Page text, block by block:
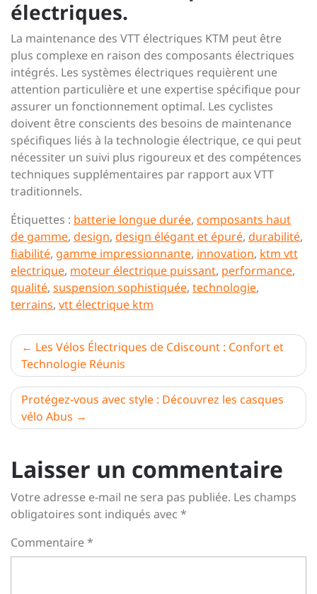
électriques.
La maintenance des VTT électriques KTM peut être
plus complexe en raison des composants électriques
intégrés. Les systèmes électriques requièrent une
attention particulière et une expertise spécifique pour
assurer un fonctionnement optimal. Les cyclistes
doivent être conscients des besoins de maintenance
spécifiques liés à la technologie électrique, ce qui peut
nécessiter un suivi plus rigoureux et des compétences
techniques supplémentaires par rapport aux VTT
traditionnels.
Étiquettes : batterie longue durée, composants haut
de gamme, design, design élégant et épuré, durabilité,
fiabilité, gamme impressionnante, innovation, ktm vtt
electrique, moteur électrique puissant, performance,
qualité, suspension sophistiquée, technologie,
terrains, vtt électrique ktm
Navigation
de
l’article
Les Vélos Électriques de Cdiscount : Confort et
Technologie Réunis
Protégez-vous avec style : Découvrez les casques
vélo Abus
Laisser un commentaire
Votre adresse e-mail ne sera pas publiée. Les champs
obligatoires sont indiqués avec *
Commentaire*